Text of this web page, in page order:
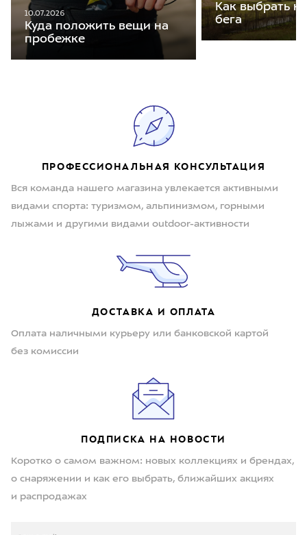
10.07.2026
Куда положить вещи на
пробежке
Как выбрать
бега
ПРОФЕССИОНАЛЬНАЯ КОНСУЛЬТАЦИЯ
Вся команда нашего магазина увлекается активными
видами спорта: туризмом, альпинизмом, горными
лыжами и другими видами outdoor-активности
ДОСТАВКА И ОПЛАТА
Оплата наличными курьеру или банковской картой
без комиссии
ПОДПИСКА НА НОВОСТИ
Коротко о самом важном: новых коллекциях и брендах,
о снаряжении и как его выбрать, ближайших акциях
и распродажах